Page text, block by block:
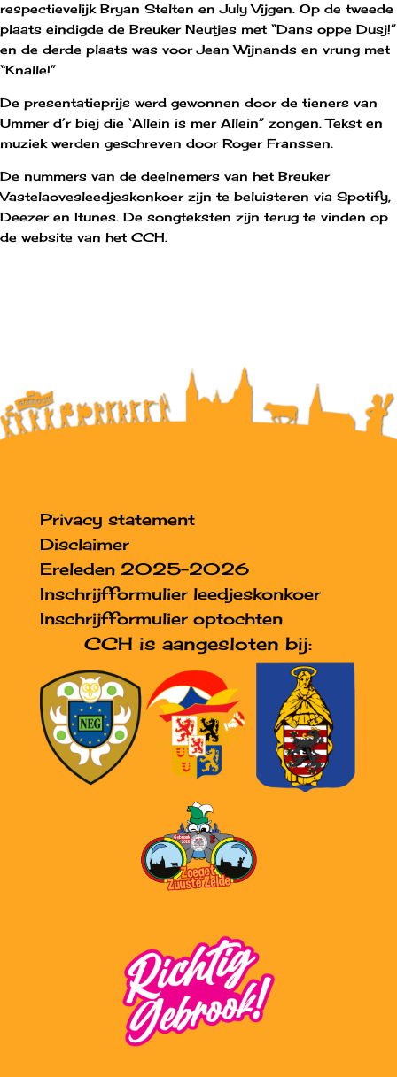
respectievelijk Bryan Stelten en July Vijgen. Op de tweede
plaats eindigde de Breuker Neutjes met “Dans oppe Dusj!”
en de derde plaats was voor Jean Wijnands en vrung met
“Knalle!”
De presentatieprijs werd gewonnen door de tieners van
Ummer d’r biej die ‘Allein is mer Allein” zongen. Tekst en
muziek werden geschreven door Roger Franssen.
De nummers van de deelnemers van het Breuker
Vastelaovesleedjeskonkoer zijn te beluisteren via Spotify,
Deezer en Itunes. De songteksten zijn terug te vinden op
de website van het CCH.
Privacy statement
Disclaimer
Ereleden 2025-2026
Inschrijfformulier leedjeskonkoer
Inschrijfformulier optochten
CCH is aangesloten bij: